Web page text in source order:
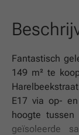
Fantastisch
149 m² te
E17 via op-
hoogte
geïsoleerde